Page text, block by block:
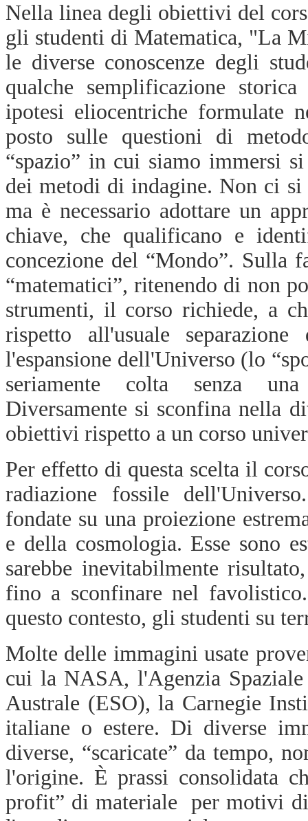
Nella linea degli obiettivi del
gli studenti di Matematica, "La
le diverse conoscenze degli
qualche semplificazione
ipotesi eliocentriche formulate
posto sulle questioni di
“spazio” in cui siamo immersi
dei metodi di indagine. Non ci
ma è necessario adottare un
chiave, che qualificano e
concezione del “Mondo”. Sulla
“matematici”, ritenendo di non
strumenti, il corso richiede, a
rispetto all'usuale
l'espansione dell'Universo (lo
seriamente colta senza
Diversamente si sconfina nella
obiettivi rispetto a un corso
Per effetto di questa scelta il
radiazione fossile
fondate su una proiezione
e della cosmologia. Esse sono
sarebbe inevitabilmente
fino a sconfinare nel
questo contesto, gli studenti su
Molte delle immagini usate
cui la NASA, l'Agenzia
Australe (ESO), la Carnegie
italiane o estere. Di diverse
diverse, “scaricate” da tempo,
l'origine. È prassi consolidata
profit” di materiale per motivi